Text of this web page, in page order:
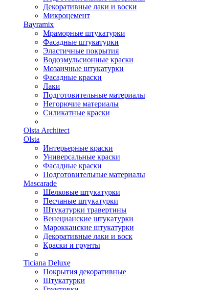
Декоративные лаки и воски
Микроцемент
Bayramix
Мраморные штукатурки
Фасадные штукатурки
Эластичные покрытия
Водоэмульсионные краски
Мозаичные штукатурки
Фасадные краски
Лаки
Подготовительные материалы
Негорючие материалы
Силикатные краски
Olsta Architect
Olsta
Интерьерные краски
Универсальные краски
Фасадные краски
Подготовительные материалы
Mascarade
Шелковые штукатурки
Песчаные штукатурки
Штукатурки травертины
Венецианские штукатурки
Марокканские штукатурки
Декоративные лаки и воск
Краски и грунты
Ticiana Deluxe
Покрытия декоративные
Штукатурки